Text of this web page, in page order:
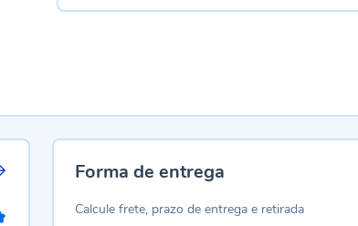
Forma de entrega
Calcule frete, prazo de entrega e retirada